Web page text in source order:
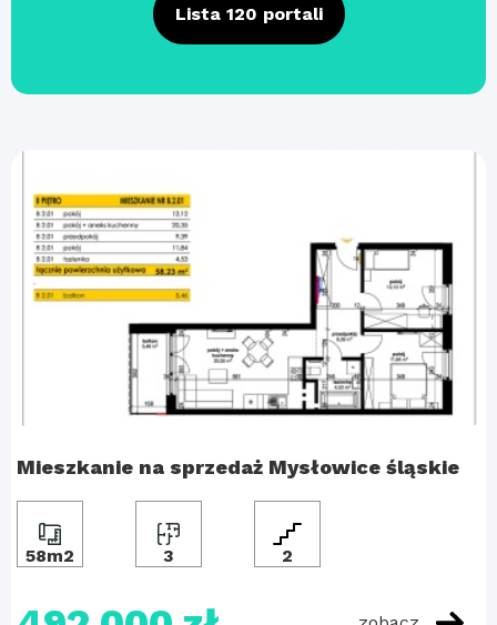
Lista 120 portali
Mieszkanie na sprzedaż Mysłowice śląskie
58m2 3 2